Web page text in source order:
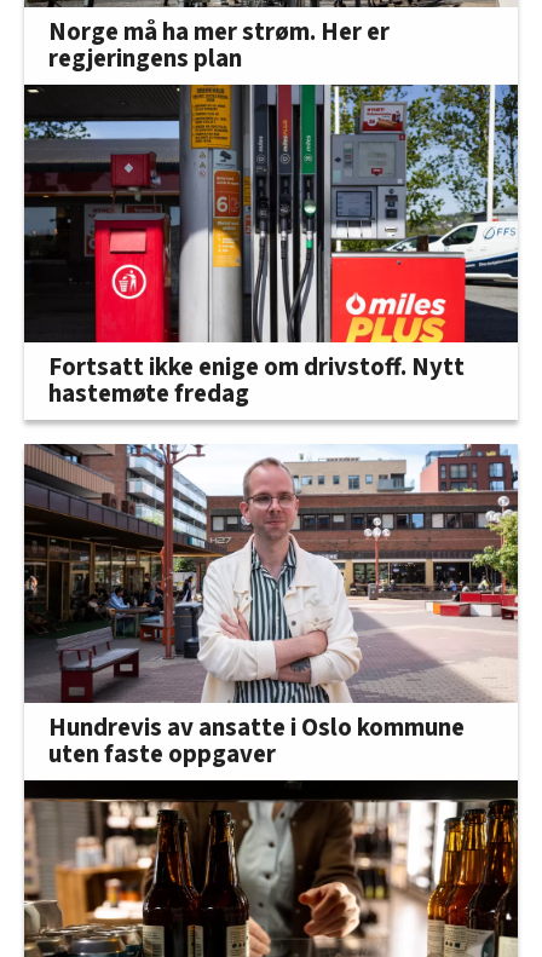
Norge må ha mer strøm. Her er
regjeringens plan
Fortsatt ikke enige om drivstoff. Nytt
hastemøte fredag
Hundrevis av ansatte i Oslo kommune
uten faste oppgaver